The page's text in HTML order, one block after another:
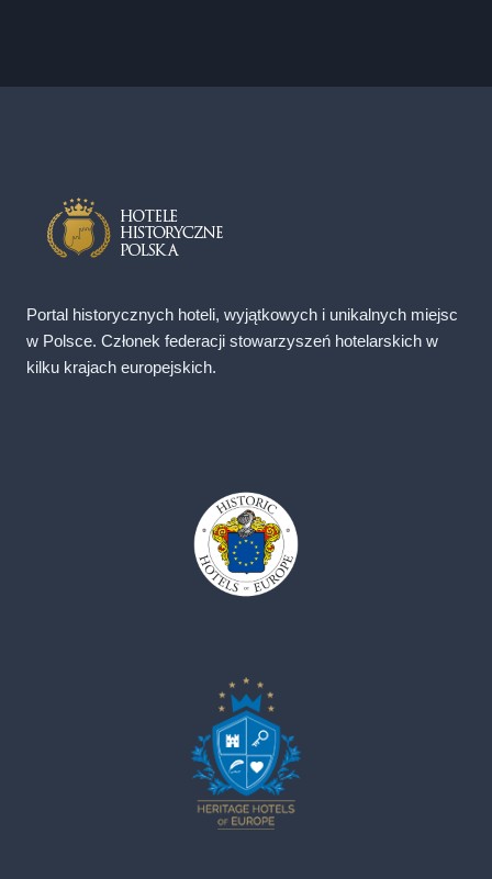
Portal historycznych hoteli, wyjątkowych i unikalnych miejsc
w Polsce. Członek federacji stowarzyszeń hotelarskich w
kilku krajach europejskich.